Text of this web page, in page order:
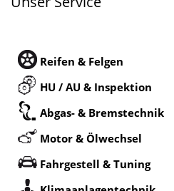
Reifen & Felgen
HU / AU & Inspektion
Abgas- & Bremstechnik
Motor & Ölwechsel
Fahrgestell & Tuning